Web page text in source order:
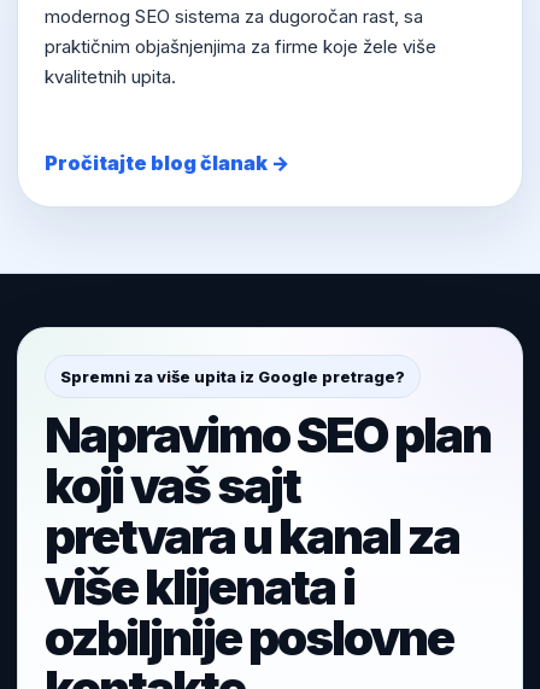
modernog SEO sistema za dugoročan rast, sa
praktičnim objašnjenjima za firme koje žele više
kvalitetnih upita.
Pročitajte blog članak →
Spremni za više upita iz Google pretrage?
Napravimo SEO plan
koji vaš sajt
pretvara u kanal za
više klijenata i
ozbiljnije poslovne